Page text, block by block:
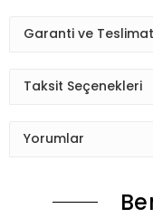
Garanti ve Teslimat
Taksit Seçenekleri
Yorumlar